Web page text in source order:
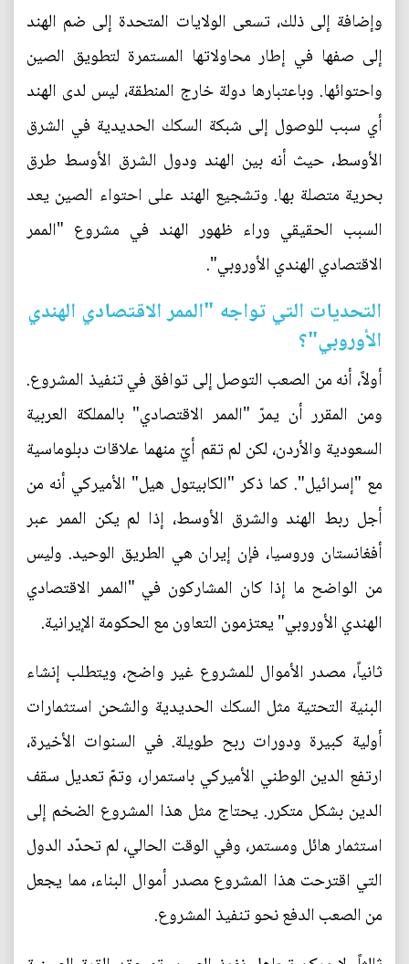
وإضافة إلى ذلك، تسعى الولايات المتحدة إلى ضم الهند
إلى صفها في إطار محاولاتها المستمرة لتطويق الصين
واحتوائها. وباعتبارها دولة خارج المنطقة، ليس لدى الهند
أي سبب للوصول إلى شبكة السكك الحديدية في الشرق
الأوسط، حيث أنه بين الهند ودول الشرق الأوسط طرق
بحرية متصلة بها. وتشجيع الهند على احتواء الصين يعد
السبب الحقيقي وراء ظهور الهند في مشروع "الممر
الاقتصادي الهندي الأوروبي".
التحديات التي تواجه "الممر الاقتصادي الهندي
الأوروبي"؟
أولاً، أنه من الصعب التوصل إلى توافق في تنفيذ المشروع.
ومن المقرر أن يمرّ "الممر الاقتصادي" بالمملكة العربية
السعودية والأردن، لكن لم تقم أيّ منهما علاقات دبلوماسية
مع "إسرائيل". كما ذكر "الكابيتول هيل" الأميركي أنه من
أجل ربط الهند والشرق الأوسط، إذا لم يكن الممر عبر
أفغانستان وروسيا، فإن إيران هي الطريق الوحيد. وليس
من الواضح ما إذا كان المشاركون في "الممر الاقتصادي
الهندي الأوروبي" يعتزمون التعاون مع الحكومة الإيرانية.
ثانياً، مصدر الأموال للمشروع غير واضح، ويتطلب إنشاء
البنية التحتية مثل السكك الحديدية والشحن استثمارات
أولية كبيرة ودورات ربح طويلة. في السنوات الأخيرة،
ارتفع الدين الوطني الأميركي باستمرار، وتمّ تعديل سقف
الدين بشكل متكرر. يحتاج مثل هذا المشروع الضخم إلى
استثمار هائل ومستمر، وفي الوقت الحالي، لم تحدّد الدول
التي اقترحت هذا المشروع مصدر أموال البناء، مما يجعل
من الصعب الدفع نحو تنفيذ المشروع.